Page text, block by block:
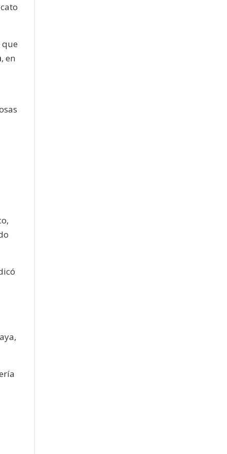
que
, en